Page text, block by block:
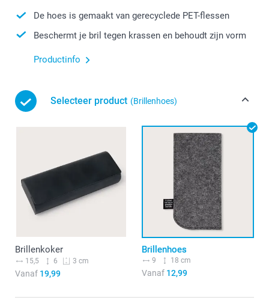
De hoes is gemaakt van gerecyclede PET-flessen
Beschermt je bril tegen krassen en behoudt zijn vorm
Productinfo
Selecteer product (Brillenhoes)
Brillenkoker
15,5 6 3 cm
Vanaf 19,99
Brillenhoes
9 18 cm
Vanaf12,99